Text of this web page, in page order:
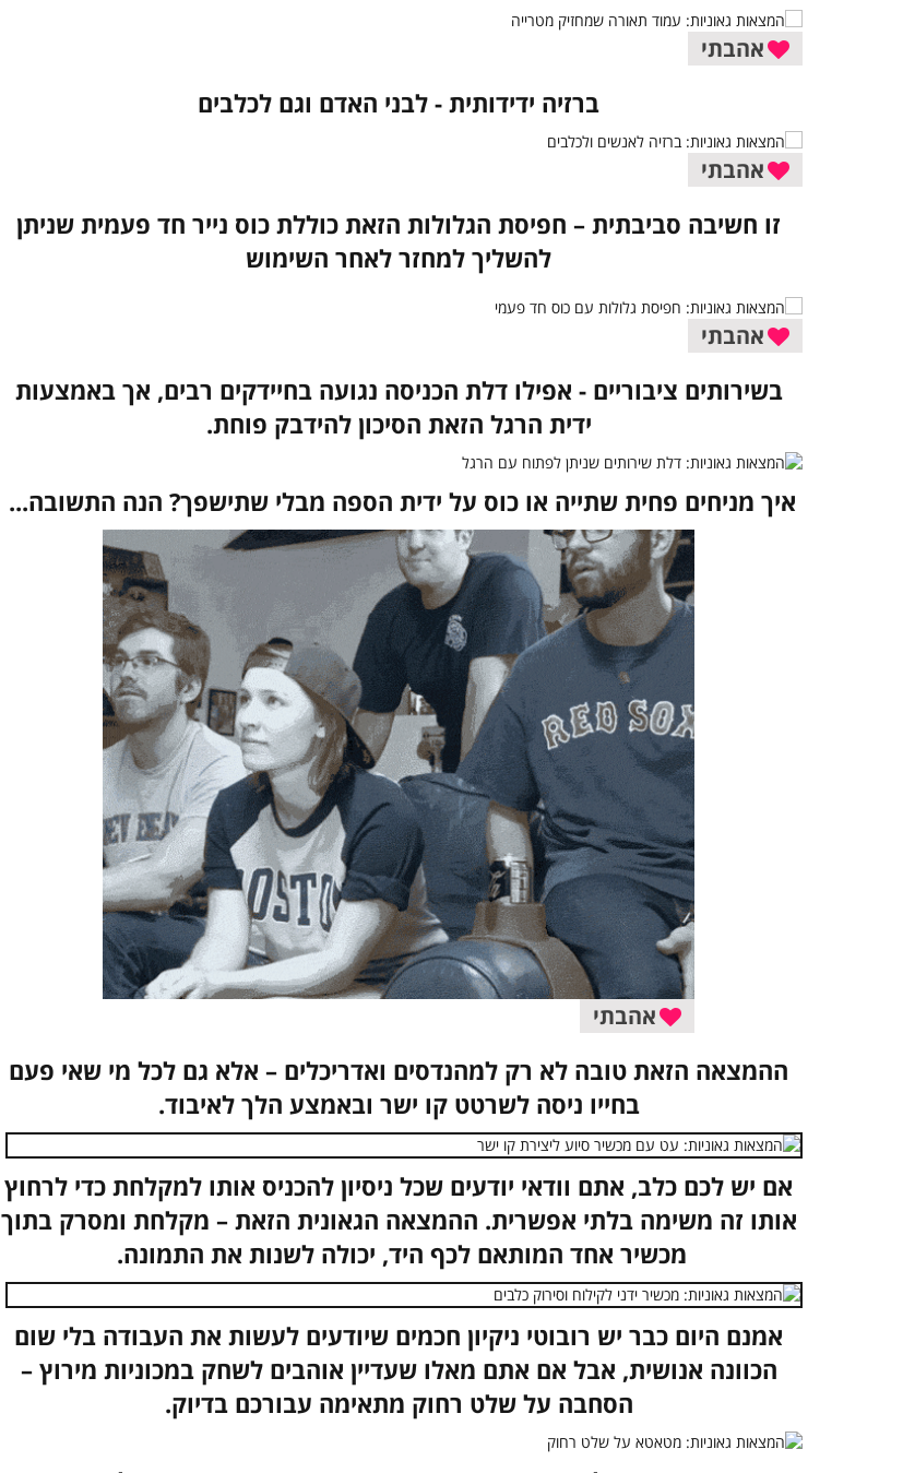
אהבתי
ברזיה ידידותית - לבני האדם וגם לכלבים
אהבתי
זו חשיבה סביבתית – חפיסת הגלולות הזאת כוללת כוס נייר חד פעמית שניתן
להשליך למחזר לאחר השימוש
אהבתי
בשירותים ציבוריים - אפילו דלת הכניסה נגועה בחיידקים רבים, אך באמצעות
ידית הרגל הזאת הסיכון להידבק פוחת.
איך מניחים פחית שתייה או כוס על ידית הספה מבלי שתישפך? הנה התשובה...
אהבתי
ההמצאה הזאת טובה לא רק למהנדסים ואדריכלים – אלא גם לכל מי שאי פעם
בחייו ניסה לשרטט קו ישר ובאמצע הלך לאיבוד.
אם יש לכם כלב, אתם וודאי יודעים שכל ניסיון להכניס אותו למקלחת כדי לרחוץ
אותו זה משימה בלתי אפשרית. ההמצאה הגאונית הזאת – מקלחת ומסרק בתוך
מכשיר אחד המותאם לכף היד, יכולה לשנות את התמונה.
אמנם היום כבר יש רובוטי ניקיון חכמים שיודעים לעשות את העבודה בלי שום
הכוונה אנושית, אבל אם אתם מאלו שעדיין אוהבים לשחק במכוניות מירוץ –
הסחבה על שלט רחוק מתאימה עבורכם בדיוק.